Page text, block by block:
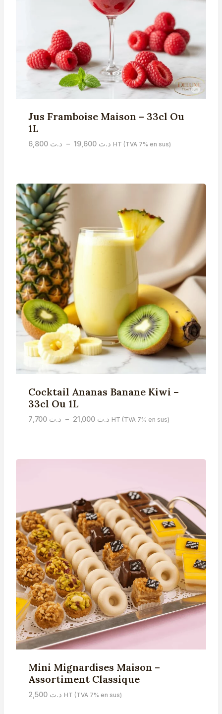
Jus Framboise Maison – 33cl Ou
1L
د.ت 6,800 – د.ت 19,600
Plage
HT (TVA 7% en sus)
Cocktail Ananas Banane Kiwi –
33cl Ou 1L
د.ت 7,700 – د.ت 21,000
Plage
HT (TVA 7% en sus)
Mini Mignardises Maison –
Assortiment Classique
د.ت 2,500 HT (TVA 7% en sus)